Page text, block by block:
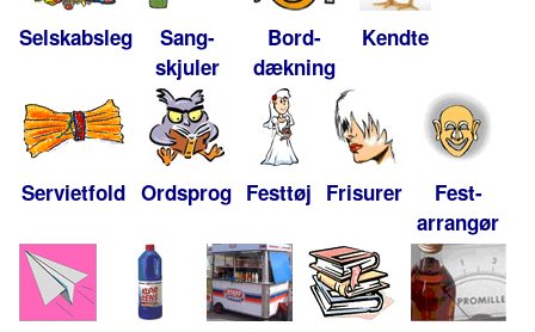
Selskabsleg
Sang-
skjuler
Bord-
dækning
Kendte
Servietfold Ordsprog Festtøj Frisurer
Fest-
arrangør